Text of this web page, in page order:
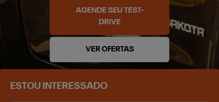
ESTOU INTERESSADO
AGENDE SEU TEST-
DRIVE
VER OFERTAS